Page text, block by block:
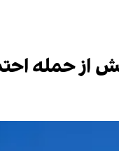
از حمله